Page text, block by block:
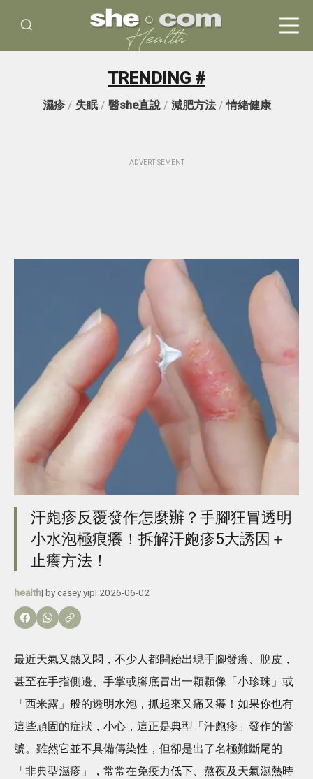
TRENDING #
濕疹/ 失眠/ 醫she直說/ 減肥方法/情緒健康
ADVERTISEMENT
汗皰疹反覆發作怎麼辦？手腳狂冒透明
小水泡極痕癢！拆解汗皰疹5大誘因＋
止癢方法！
health| bycasey yip| 2026-06-02
最近天氣又熱又悶，不少人都開始出現手腳發癢、脫皮，
甚至在手指側邊、手掌或腳底冒出一顆顆像「小珍珠」或
「西米露」般的透明水泡，抓起來又痛又癢！如果你也有
這些頑固的症狀，小心，這正是典型「汗皰疹」發作的警
號。雖然它並不具備傳染性，但卻是出了名極難斷尾的
「非典型濕疹」，常常在免疫力低下、熬夜及天氣濕熱時